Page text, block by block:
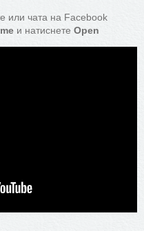
или чата на Facebook
и натиснете Open